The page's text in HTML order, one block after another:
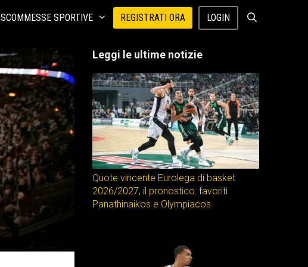
SCOMMESSE SPORTIVE REGISTRATI ORA LOGIN
Leggi le ultime notizie
Quote vincente Eurolega di basket
2026/2027, il pronostico: favoriti
Panathinaikos e Olympiacos